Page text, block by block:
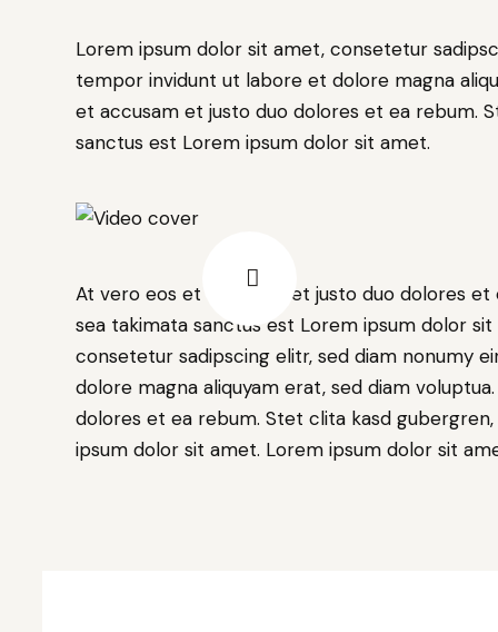
Lorem ipsum dolor sit amet, consetetur
tempor invidunt ut labore et dolore magna
et accusam et justo duo dolores et ea rebum.
sanctus est Lorem ipsum dolor sit amet.
At vero eos et accusam et justo duo dolores
sea takimata sanctus est Lorem ipsum dolor
consetetur sadipscing elitr, sed diam nonumy
dolore magna aliquyam erat, sed diam
dolores et ea rebum. Stet clita kasd
ipsum dolor sit amet. Lorem ipsum dolor sit